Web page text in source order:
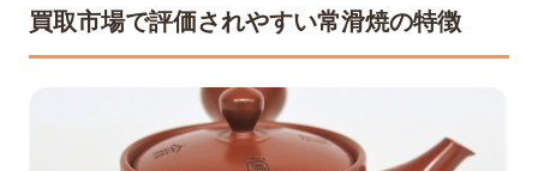
買取市場で評価されやすい常滑焼の特徴